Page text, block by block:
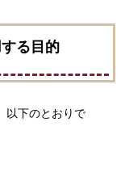
る目的
以下のとおりで